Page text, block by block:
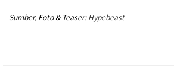
Sumber, Foto & Teaser:Hypebeast